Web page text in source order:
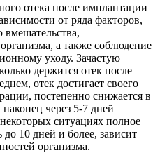
отека после имплантации
от ряда факторов,
вмешательства,
а также соблюдение
уходу. Зачастую
держится отек после
отек достигает своего
постепенно снижается в
через 5-7 дней
ситуациях полное
до 10 дней и более, зависит
организма.